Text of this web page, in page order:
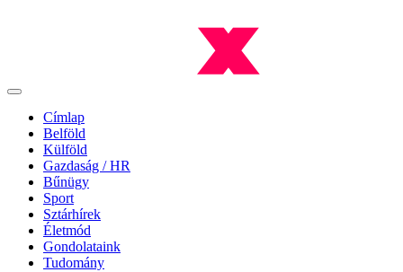
Címlap
Belföld
Külföld
Gazdaság / HR
Bűnügy
Sport
Sztárhírek
Életmód
Gondolataink
Tudomány